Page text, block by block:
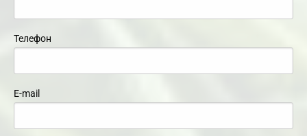
Телефон
E-mail